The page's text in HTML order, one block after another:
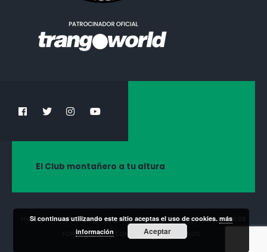
El Club montañero a tu altura
HOME ¡HAZTE SOCIO! NOTICIAS ACTIVIDADES
CURSOS DE
FORMACIÓN
CONTACTA CON NOSOTROS
Si continuas utilizando este sitio aceptas el uso de cookies.más
información
Aceptar